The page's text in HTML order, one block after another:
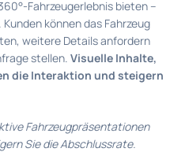
Fahrzeugerlebnis bieten –
können das Fahrzeug
weitere Details anfordern
stellen. Visuelle Inhalte,
die Interaktion und steigern
Fahrzeugpräsentationen
Sie die Abschlussrate.